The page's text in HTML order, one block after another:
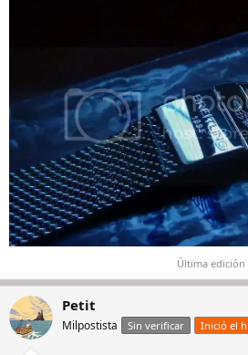
Última
Petit
Milpostista Sin verificar Inició el